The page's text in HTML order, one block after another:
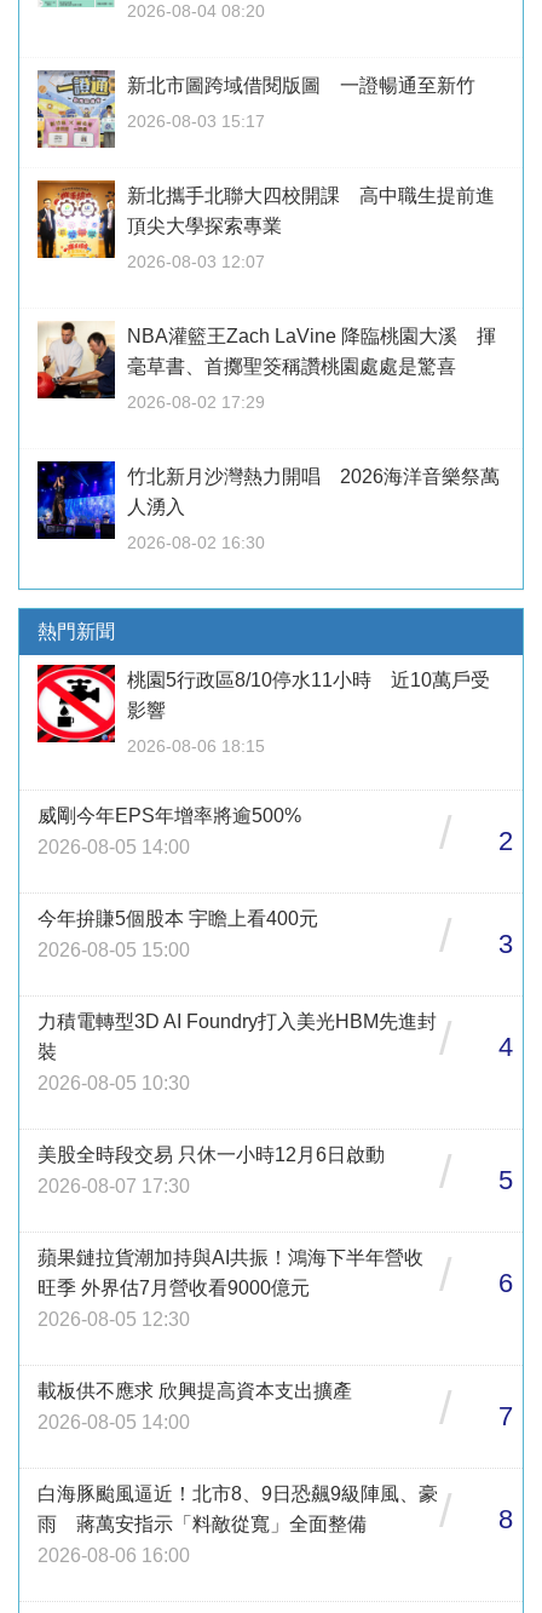
2026-08-04 08:20
新北市圖跨域借閱版圖 一證暢通至新竹
2026-08-03 15:17
新北攜手北聯大四校開課 高中職生提前進
頂尖大學探索專業
2026-08-03 12:07
NBA灌籃王Zach LaVine 降臨桃園大溪 揮
毫草書、首擲聖筊稱讚桃園處處是驚喜
2026-08-02 17:29
竹北新月沙灣熱力開唱 2026海洋音樂祭萬
人湧入
2026-08-02 16:30
熱門新聞
桃園5行政區8/10停水11小時 近10萬戶受
影響
2026-08-06 18:15
威剛今年EPS年增率將逾500%
2026-08-05 14:00
/ 2
今年拚賺5個股本 宇瞻上看400元
2026-08-05 15:00
/ 3
力積電轉型3D AI Foundry打入美光HBM先進封
裝
2026-08-05 10:30
/ 4
美股全時段交易 只休一小時12月6日啟動
2026-08-07 17:30
/ 5
蘋果鏈拉貨潮加持與AI共振！鴻海下半年營收
旺季 外界估7月營收看9000億元
2026-08-05 12:30
/ 6
載板供不應求 欣興提高資本支出擴產
2026-08-05 14:00
/ 7
白海豚颱風逼近！北市8、9日恐飆9級陣風、豪
雨 蔣萬安指示「料敵從寬」全面整備
2026-08-06 16:00
/ 8